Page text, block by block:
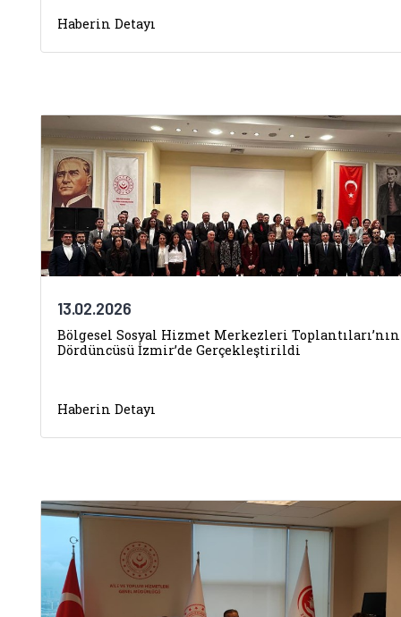
Haberin Detayı
13.02.2026
Bölgesel Sosyal Hizmet Merkezleri Toplantıları’nın
Dördüncüsü İzmir’de Gerçekleştirildi
Haberin Detayı